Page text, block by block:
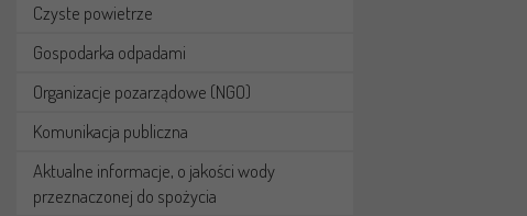
Czyste powietrze
Gospodarka odpadami
Organizacje pozarządowe (NGO)
Komunikacja publiczna
Aktualne informacje, o jakości wody
przeznaczonej do spożycia